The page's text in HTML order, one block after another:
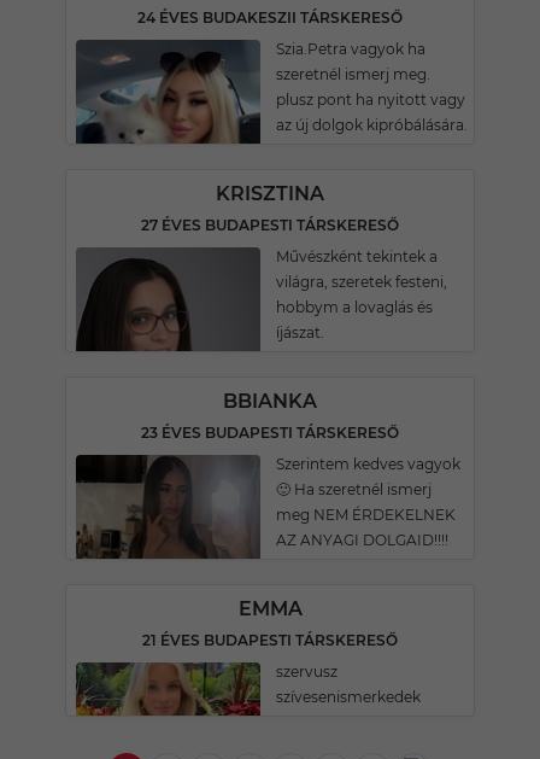
24 ÉVES BUDAKESZII TÁRSKERESŐ
Szia.Petra vagyok ha
szeretnél ismerj meg.
plusz pont ha nyitott vagy
az új dolgok kipróbálására.
KRISZTINA
27 ÉVES BUDAPESTI TÁRSKERESŐ
Művészként tekintek a
világra, szeretek festeni,
hobbym a lovaglás és
íjászat.
BBIANKA
23 ÉVES BUDAPESTI TÁRSKERESŐ
Szerintem kedves vagyok
🙂 Ha szeretnél ismerj
meg NEM ÉRDEKELNEK
AZ ANYAGI DOLGAID!!!!
EMMA
21 ÉVES BUDAPESTI TÁRSKERESŐ
szervusz
szívesenismerkedek